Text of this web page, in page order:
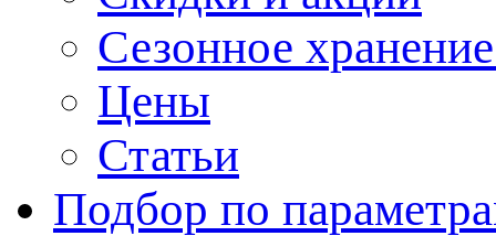
Сезонное
Цены
Статьи
Подбор по